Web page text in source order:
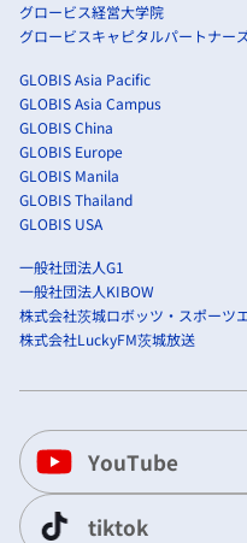
グロービス経営大学院
グロービスキャピタルパートナー
GLOBIS Asia Pacific
GLOBIS Asia Campus
GLOBIS China
GLOBIS Europe
GLOBIS Manila
GLOBIS Thailand
GLOBIS USA
一般社団法人G1
一般社団法人KIBOW
株式会社茨城ロボッツ・スポーツ
株式会社LuckyFM茨城放送
YouTube
tiktok